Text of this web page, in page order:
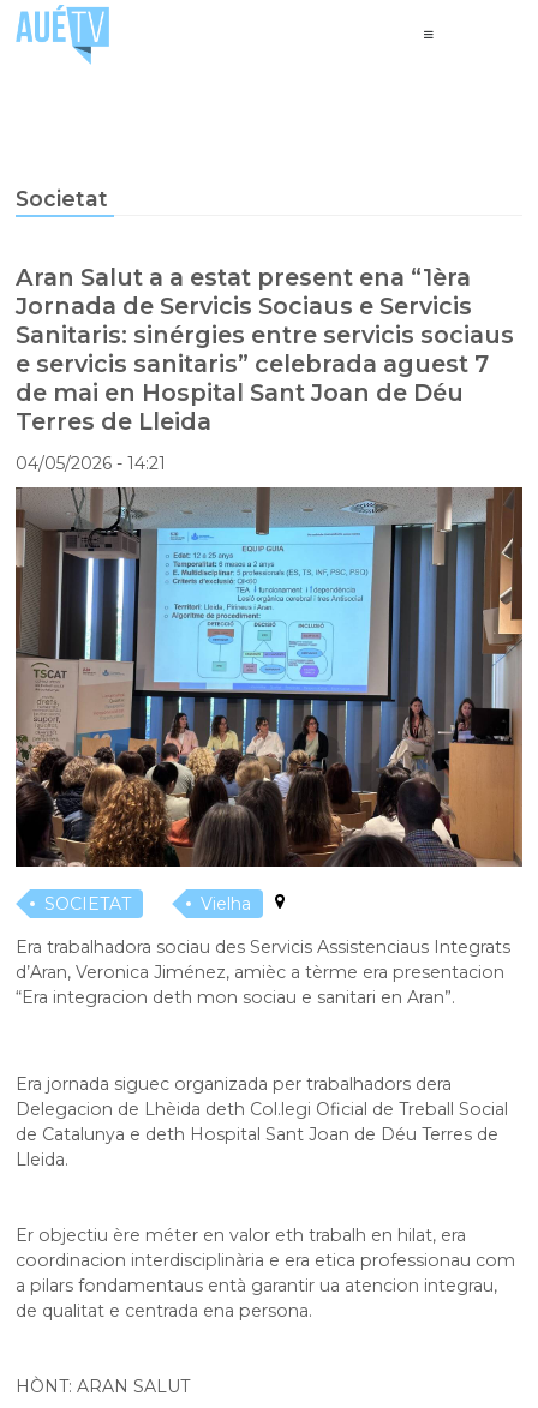
Societat
Aran Salut a a estat present ena “1èra
Jornada de Servicis Sociaus e Servicis
Sanitaris: sinérgies entre servicis sociaus
e servicis sanitaris” celebrada aguest 7
de mai en Hospital Sant Joan de Déu
Terres de Lleida
04/05/2026- 14:21
SOCIETAT
Vielha
Era trabalhadora sociau des Servicis Assistenciaus Integrats
d’Aran, Veronica Jiménez, amièc a tèrme era presentacion
“Era integracion deth mon sociau e sanitari en Aran”.
Era jornada siguec organizada per trabalhadors dera
Delegacion de Lhèida deth Col.legi Oficial de Treball Social
de Catalunya e deth Hospital Sant Joan de Déu Terres de
Lleida.
Er objectiu ère méter en valor eth trabalh en hilat, era
coordinacion interdisciplinària e era etica professionau com
a pilars fondamentaus entà garantir ua atencion integrau,
de qualitat e centrada ena persona.
HÒNT: ARAN SALUT